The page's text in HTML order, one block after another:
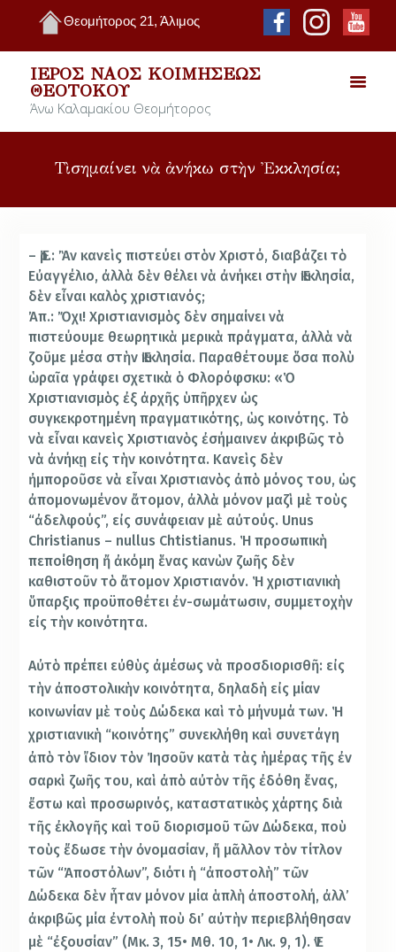
Θεομήτορος 21, Άλιμος
ΙΕΡΌΣ ΝΑΌΣ ΚΟΙΜΉΣΕΩΣ
ΘΕΟΤΌΚΟΥ
Άνω Καλαμακίου Θεομήτορος
Τὶ σημαίνει νὰ ἀνήκω στὴν Ἐκκλησία;
– Ἐρ.: Ἂν κανεὶς πιστεύει στὸν Χριστό, διαβάζει τὸ
Εὐαγγέλιο, ἀλλὰ δὲν θέλει νὰ ἀνήκει στὴν Ἐκκλησία,
δὲν εἶναι καλὸς χριστιανός;
Ἀπ.: Ὄχι! Χριστιανισμὸς δὲν σημαίνει νὰ
πιστεύουμε θεωρητικὰ μερικὰ πράγματα, ἀλλὰ νὰ
ζοῦμε μέσα στὴν Ἐκκλησία. Παραθέτουμε ὅσα πολὺ
ὡραῖα γράφει σχετικὰ ὁ Φλορόφσκυ: «Ὁ
Χριστιανισμὸς ἐξ ἀρχῆς ὑπῆρχεν ὡς
συγκεκροτημένη πραγματικότης, ὡς κοινότης. Τὸ
νὰ εἶναι κανεὶς Χριστιανὸς ἐσήμαινεν ἀκριβῶς τὸ
νὰ ἀνήκῃ εἰς τὴν κοινότητα. Κανεὶς δὲν
ἠμποροῦσε νὰ εἶναι Χριστιανὸς ἀπὸ μόνος του, ὡς
ἀπομονωμένον ἄτομον, ἀλλὰ μόνον μαζὶ μὲ τοὺς
“ἀδελφούς”, εἰς συνάφειαν μὲ αὐτούς. Unus
Christianus – nullus Chtistianus. Ἡ προσωπικὴ
πεποίθηση ἤ ἀκόμη ἕνας κανὼν ζωῆς δὲν
καθιστοῦν τὸ ἄτομον Χριστιανόν. Ἡ χριστιανικὴ
ὕπαρξις προϋποθέτει ἐν-σωμάτωσιν, συμμετοχὴν
εἰς τὴν κοινότητα.
Αὐτὸ πρέπει εὐθὺς ἀμέσως νὰ προσδιορισθῆ: εἰς
τὴν ἀποστολικὴν κοινότητα, δηλαδὴ εἰς μίαν
κοινωνίαν μὲ τοὺς Δώδεκα καὶ τὸ μήνυμά των. Ἡ
χριστιανικὴ “κοινότης” συνεκλήθη καὶ συνετάγη
ἀπὸ τὸν ἴδιον τὸν Ἰησοῦν κατὰ τὰς ἡμέρας τῆς ἐν
σαρκὶ ζωῆς του, καὶ ἀπὸ αὐτὸν τῆς ἐδόθη ἕνας,
ἔστω καὶ προσωρινός, καταστατικὸς χάρτης διὰ
τῆς ἐκλογῆς καὶ τοῦ διορισμοῦ τῶν Δώδεκα, ποὺ
τοὺς ἔδωσε τὴν ὀνομασίαν, ἤ μᾶλλον τὸν τίτλον
τῶν “Ἀποστόλων”, διότι ἡ “ἀποστολὴ” τῶν
Δώδεκα δὲν ἦταν μόνον μία ἁπλὴ ἀποστολή, ἀλλ’
ἀκριβῶς μία ἐντολὴ ποὺ δι’ αὐτὴν περιεβλήθησαν
μὲ “ἐξουσίαν” (Μκ. 3, 15• Μθ. 10, 1• Λκ. 9, 1). Ἐν